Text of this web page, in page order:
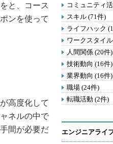
と、コース
ンを使って
高度化して
ネルの中で
間が必要だ
コミュニティ
スキル (71件)
ライフハック
ワークスタイ
人間関係 (20件)
技術動向 (16件)
業界動向 (16件)
職場 (24件)
転職活動 (2件)
エンジニアライ